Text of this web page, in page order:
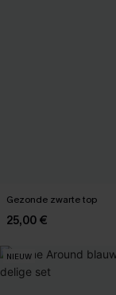
Gezonde zwarte top
25,00 €
NIEUW